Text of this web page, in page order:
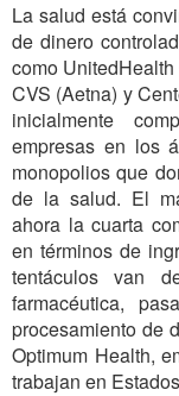
La salud está
de dinero
como
CVS (Aetna) y
inicialmente
empresas en los
monopolios que
de la salud. El
ahora la cuarta
en términos de
tentáculos van
farmacéutica,
procesamiento de
Optimum Health,
trabajan en